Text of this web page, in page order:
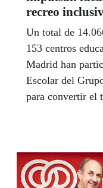
recreo
Un total de
153 centros
Madrid han
Escolar del
para convertir el